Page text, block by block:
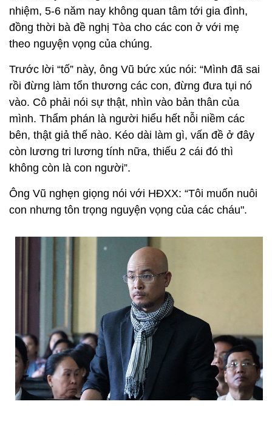
nhiệm, 5-6 năm nay không quan tâm tới gia đình,
đồng thời bà đề nghị Tòa cho các con ở với mẹ
theo nguyện vọng của chúng.
Trước lời “tố” này, ông Vũ bức xúc nói: “Mình đã sai
rồi đừng làm tổn thương các con, đừng đưa tụi nó
vào. Cô phải nói sự thật, nhìn vào bản thân của
mình. Thẩm phán là người hiểu hết nỗi niềm các
bên, thật giả thế nào. Kéo dài làm gì, vấn đề ở đây
còn lương tri lương tính nữa, thiếu 2 cái đó thì
không còn là con người”.
Ông Vũ nghẹn giọng nói với HĐXX: “Tôi muốn nuôi
con nhưng tôn trọng nguyện vọng của các cháu".